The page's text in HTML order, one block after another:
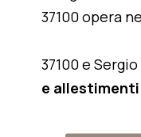
37100 opera
37100 e
e